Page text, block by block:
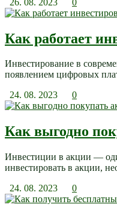
Как работает
Инвестирование в
появлением цифровых
24. 08. 2023
0
Как выгодно
Инвестиции в акции —
инвестировать в акции,
24. 08. 2023
0